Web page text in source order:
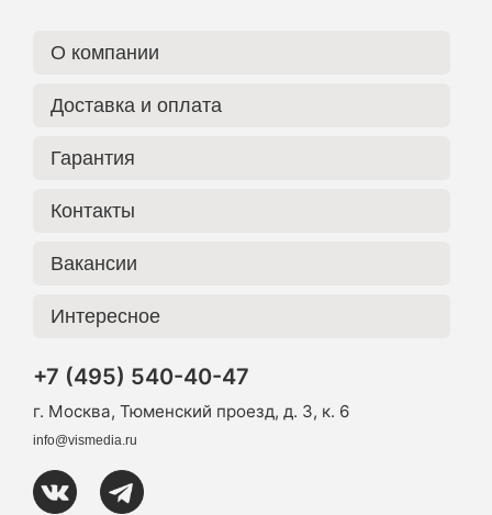
О компании
Доставка и оплата
Гарантия
Контакты
Вакансии
Интересное
+7 (495) 540-40-47
г. Москва, Тюменский проезд, д. 3, к. 6
info@vismedia.ru